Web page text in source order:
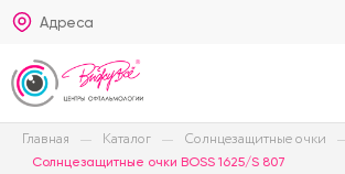
Адреса
Главная Каталог Солнцезащитные очки
Солнцезащитные очки BOSS 1625/S 807